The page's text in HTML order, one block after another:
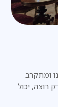
ומתקרב
רוצה, יכול